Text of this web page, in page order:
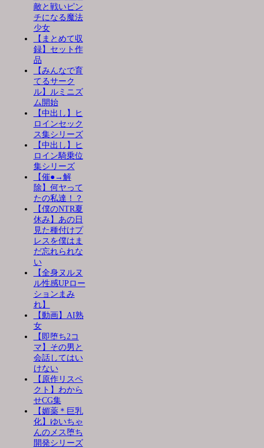
敵と戦いピン
チになる魔法
少女
【まとめて収
録】セット作
品
【みんなで育
てるサーク
ル】ルミニズ
ム開始
【中出し】ヒ
ロインセック
ス集シリーズ
【中出し】ヒ
ロイン騎乗位
集シリーズ
【催●→解
除】何ヤって
たの私達！？
【僕のNTR夏
休み】あの日
見た種付けプ
レスを僕はま
だ忘れられな
い
【全身ヌルヌ
ル性感UPロー
ションまみ
れ】
【動画】AI熟
女
【即堕ち2コ
マ】その男と
会話してはい
けない
【原作リスペ
クト】わから
せCG集
【媚薬＊巨乳
化】ゆいちゃ
んのメス堕ち
開発シリーズ